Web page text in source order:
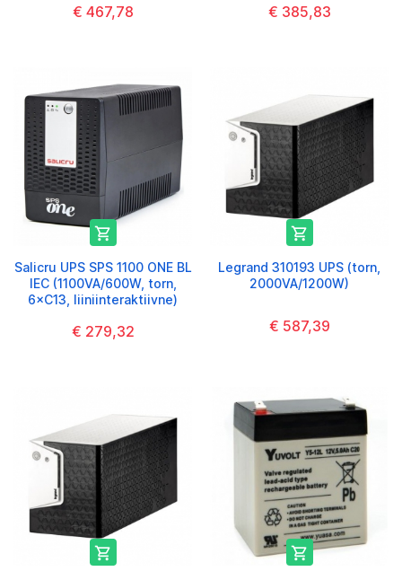
€ 467,78 € 385,83

Salicru UPS SPS 1100 ONE BL
IEC (1100VA/600W, torn,
6×C13, liiniinteraktiivne)
€ 279,32

Legrand 310193 UPS (torn,
2000VA/1200W)
€ 587,39
 